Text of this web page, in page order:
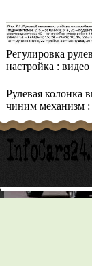
Регулировка
настройка : видео
Рулевая колонка
чиним механизм :